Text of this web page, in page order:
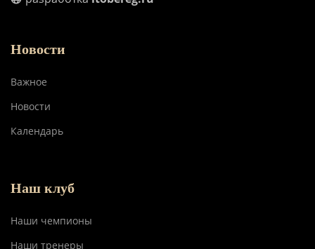
Новости
Важное
Новости
Календарь
Наш клуб
Наши чемпионы
Наши тренеры